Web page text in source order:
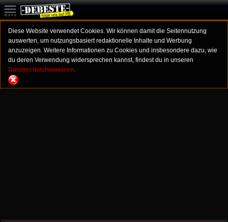
Diese Website verwendet Cookies. Wir können damit die Seitennutzung
auswerten, um nutzungsbasiert redaktionelle Inhalte und Werbung
anzuzeigen. Weitere Informationen zu Cookies und insbesondere dazu, wie
du deren Verwendung widersprechen kannst, findest du in unseren
Datenschutzhinweisen.